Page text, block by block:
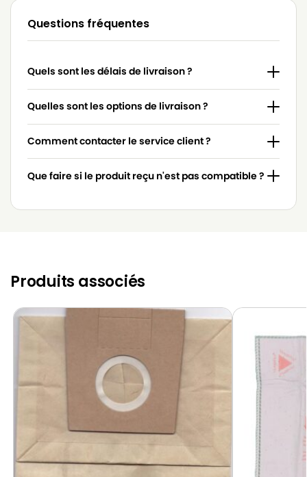
BOSCH
BOSCH BSB 1100
BOSCH
BOSCH BSB… (Série)
BOSCH
BOSCH BX 6000
BOSCH
BOSCH HS 6000 à HS 6999
BOSCH
BOSCH HS 6010
BOSCH
BOSCH IDEA
BOSCH
BOSCH IDEA 12
BOSCH
BOSCH IDEA 13
BOSCH IDEA 15
BOSCH
BOSCH IDEA 16
BOSCH
BOSCH IDEA 18
BOSCH
BOSCH IDEA 19
Questions fréquentes
Quels sont les délais de livraison ?
Quelles sont les options de livraison ?
Comment contacter le service client ?
Que faire si le produit reçu n'est pas compatible ?
Produits associés